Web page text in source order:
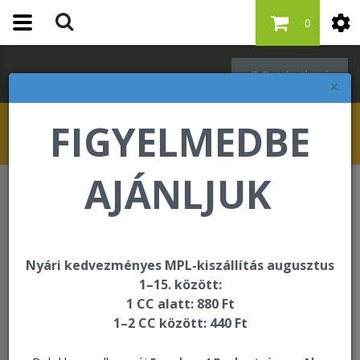
×
FIGYELMEDBE
AJÁNLJUK
Nyári kedvezményes MPL-kiszállítás augusztus
1–15. között:
1 CC alatt: 880 Ft
1–2 CC között: 440 Ft
Bejelentkezés
0
Főoldal